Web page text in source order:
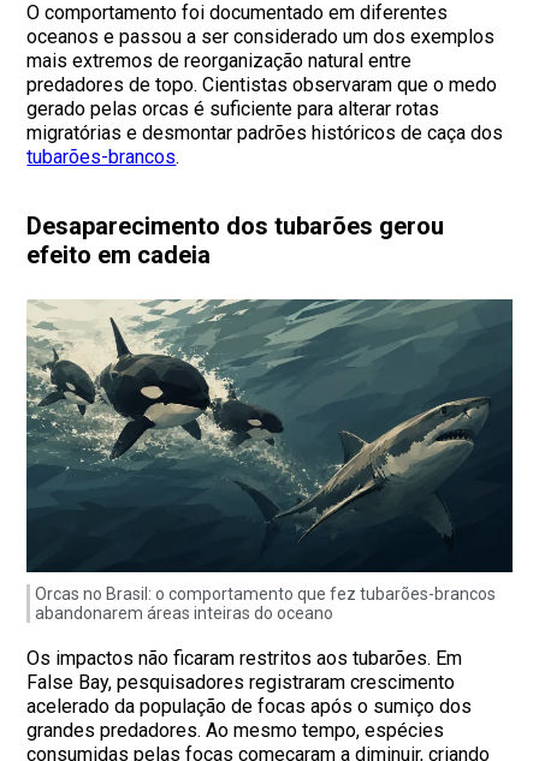
O comportamento foi documentado em diferentes
oceanos e passou a ser considerado um dos exemplos
mais extremos de reorganização natural entre
predadores de topo. Cientistas observaram que o medo
gerado pelas orcas é suficiente para alterar rotas
migratórias e desmontar padrões históricos de caça dos
tubarões-brancos.
Desaparecimento dos tubarões gerou
efeito em cadeia
Orcas no Brasil: o comportamento que fez tubarões-brancos
abandonarem áreas inteiras do oceano
Os impactos não ficaram restritos aos tubarões. Em
False Bay, pesquisadores registraram crescimento
acelerado da população de focas após o sumiço dos
grandes predadores. Ao mesmo tempo, espécies
consumidas pelas focas começaram a diminuir, criando